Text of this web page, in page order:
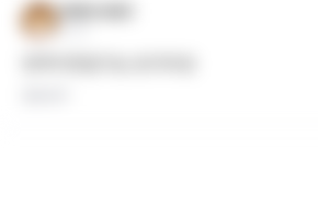
익명의 와와1
1년 전